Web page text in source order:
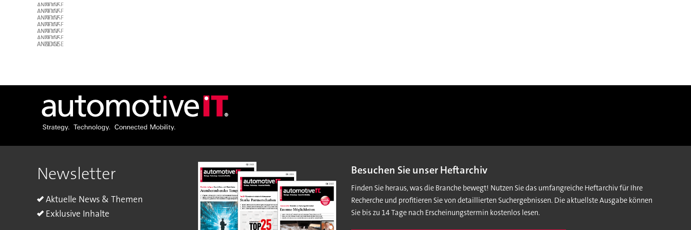
ANZEIGE
ANZEIGE
ANZEIGE
ANZEIGE
ANZEIGE
ANZEIGE
ANZEIGE
Newsletter
Aktuelle News & Themen
Exklusive Inhalte
Besuchen Sie unser Heftarchiv
Finden Sie heraus, was die Branche bewegt! Nutzen Sie das umfangreiche Heftarchiv für Ihre
Recherche und profitieren Sie von detaillierten Suchergebnissen. Die aktuellste Ausgabe können
Sie bis zu 14 Tage nach Erscheinungstermin kostenlos lesen.